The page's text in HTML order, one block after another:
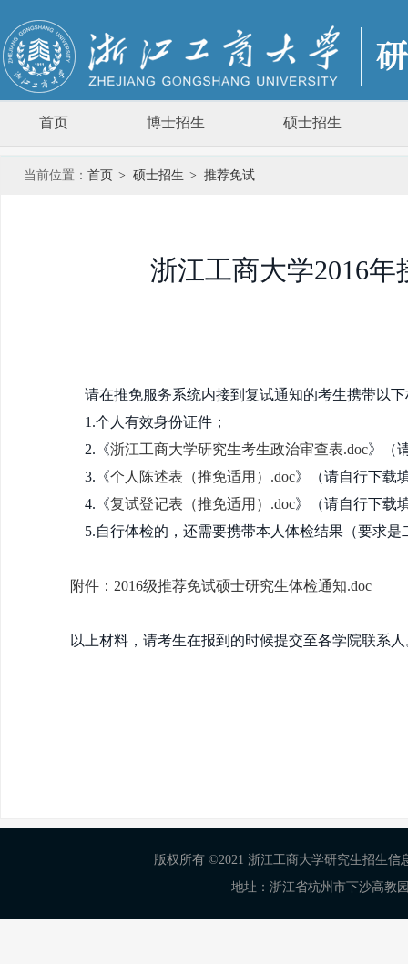
首页 博士招生 硕士招生
当前位置： 首页 > 硕士招生 > 推荐免试
浙江工商大学2016
请在推免服务系统内接到复试通知的考生携带以
1.个人有效身份证件；
2.《浙江工商大学研究生考生政治审查表.doc》（
3.《个人陈述表（推免适用）.doc》（请自行下载
4.《复试登记表（推免适用）.doc》（请自行下载
5.自行体检的，还需要携带本人体检结果（要求
附件：2016级推荐免试硕士研究生体检通知.doc
以上材料，请考生在报到的时候提交至各学院联系人
版权所有 ©2021 浙江工商大学研究生招生信
地址：浙江省杭州市下沙高教